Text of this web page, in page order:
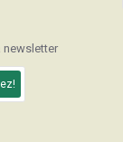
newsletter